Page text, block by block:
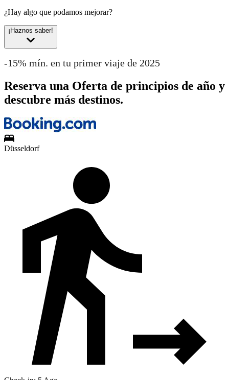
¿Hay algo que podamos mejorar?
¡Haznos saber!
-15% mín. en tu primer viaje de 2025
Reserva una Oferta de principios de año y
descubre más destinos.
Düsseldorf